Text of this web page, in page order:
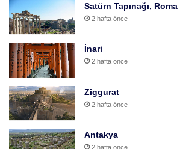
Satürn Tapınağı, Roma
2 hafta önce
İnari
2 hafta önce
Ziggurat
2 hafta önce
Antakya
2 hafta önce